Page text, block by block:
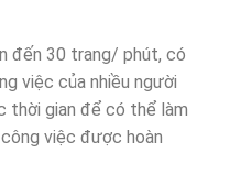
đến 30 trang/ phút, có
việc của nhiều người
thời gian để có thể làm
việc được hoàn